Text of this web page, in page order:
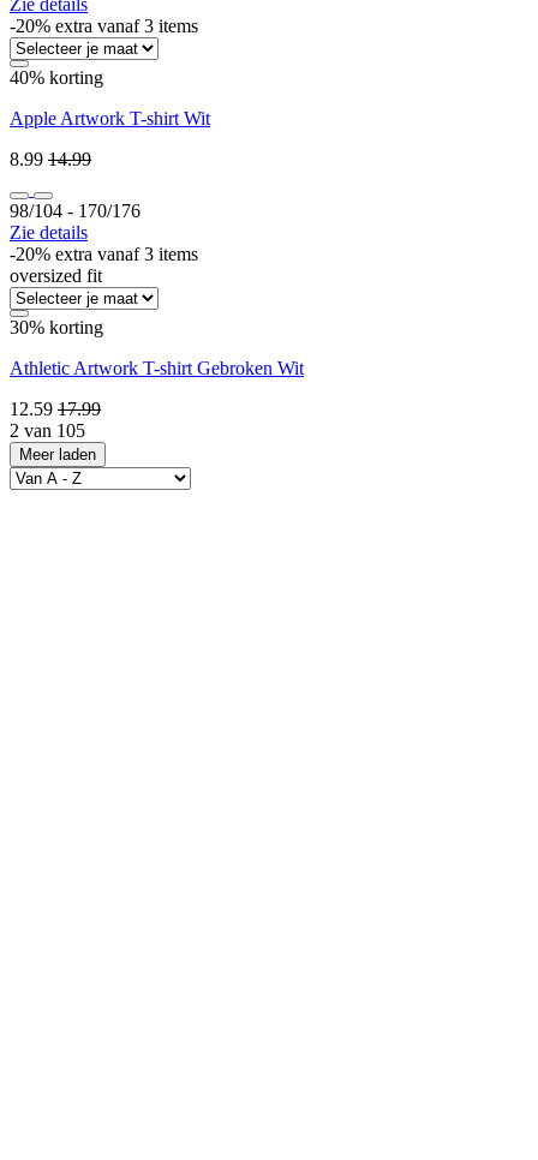
Zie details
-20% extra vanaf 3 items
40% korting
Apple Artwork T-shirt Wit
8.99 14.99
98/104 ‐ 170/176
Zie details
-20% extra vanaf 3 items
oversized fit
30% korting
Athletic Artwork T-shirt Gebroken Wit
12.59 17.99
2 van 105
Meer laden